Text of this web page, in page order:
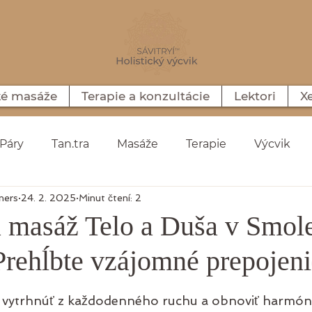
masáže Terapie a konzultácie Lektori
Páry Tan.tra Masáže Terapie Výcvik
Denní citát Videá
masáž Telo a Duša v
vzájomné
24. 2. 2025 Minut čtení: 2
hvězdiček.
z každodenného ruchu a obnoviť